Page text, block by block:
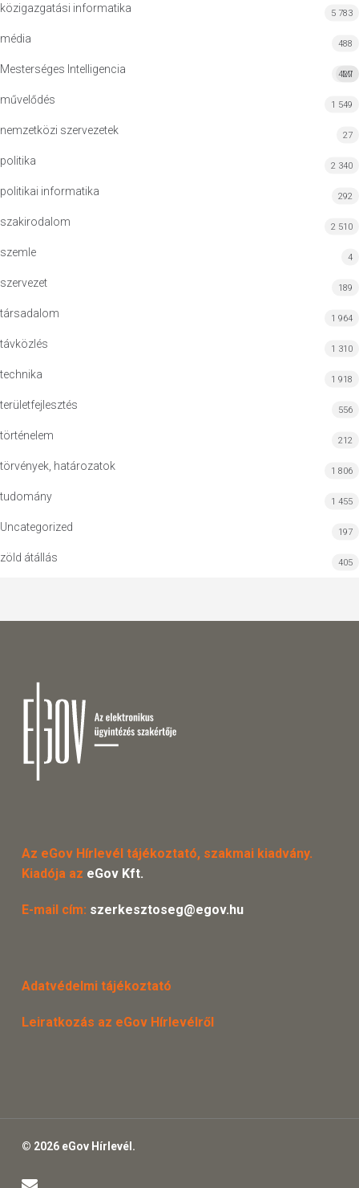
közigazgatási informatika 5 783
média 488
Mesterséges Intelligencia MI
427
művelődés 1 549
nemzetközi szervezetek 27
politika 2 340
politikai informatika 292
szakirodalom 2 510
szemle 4
szervezet 189
társadalom 1 964
távközlés 1 310
technika 1 918
területfejlesztés 556
történelem 212
törvények, határozatok 1 806
tudomány 1 455
Uncategorized 197
zöld átállás 405
Az eGov Hírlevél tájékoztató, szakmai kiadvány.
Kiadója az eGov Kft.
E-mail cím: szerkesztoseg@egov.hu
Adatvédelmi tájékoztató
Leiratkozás az eGov Hírlevélről
© 2026 eGov Hírlevél.
email